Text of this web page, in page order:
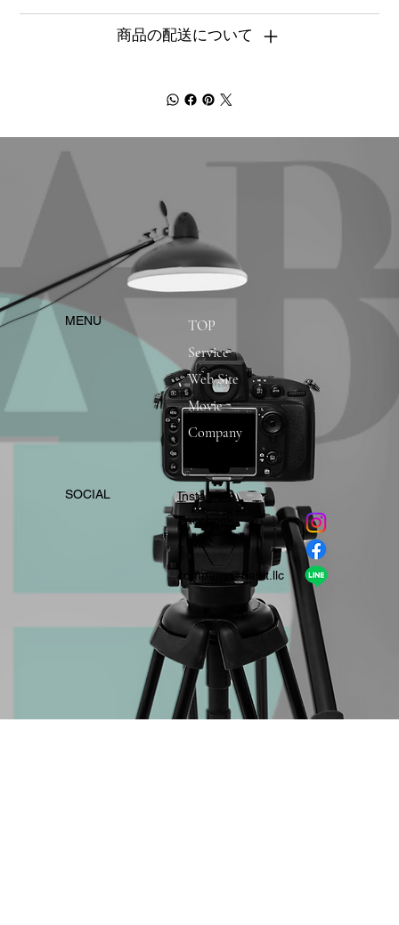
商品の配送について
​MENU
TOP
Service
Web Site
Movie
Company
​SOCIAL
Instagram
​Facebook
company＠habit.llc